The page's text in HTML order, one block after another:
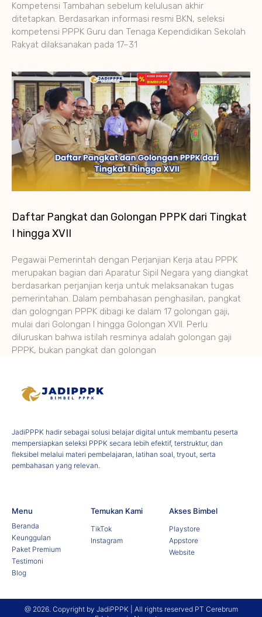
Kompetensi Tambahan sebelum kelulusan akhir
ditetapkan. Berdasarkan informasi resmi BKN, seleksi
kompetensi PPPK Guru dan Tenaga Kependidikan Sekolah
Rakyat dilaksanakan pada 17–31
Daftar Pangkat dan Golongan PPPK dari Tingkat
I hingga XVII
Pegawai Pemerintah dengan Perjanjian Kerja atau PPPK
merupakan bagian dari Aparatur Sipil Negara yang diangkat
berdasarkan perjanjian kerja untuk melaksanakan tugas
pemerintahan. Dalam pembahasan penghasilan, pangkat
dan gologngan PPPK dibagi ke dalam 17 golongan gaji,
mulai dari Golongan I hingga Golongan XVII. Perlu
diluruskan bahwa istilah resminya adalah golongan gaji
PPPK, bukan pangkat dan golongan
JadiPPPK hadir sebagai solusi belajar digital untuk membantu peserta
mempersiapkan seleksi PPPK secara lebih efektif, terstruktur, dan
fleksibel melalui materi pembelajaran, latihan soal, tryout, serta
pembahasan yang relevan.
Menu
Beranda
Keunggulan
Paket Premium
Testimoni
Blog
Temukan Kami
TikTok
Instagram
Akses Bimbel
Playstore
Appstore
Website
@ 2026. Copyright by JadiPPPK | All rights reserved PT Cerebrum